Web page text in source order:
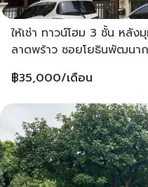
ให้เช่า ทาวน์โฮม 3 ชั้น หลั
ลาดพร้าว ซอยโยธินพัฒนาก
฿35,000/เดือน